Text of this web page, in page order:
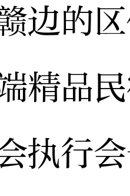
边的
精品
执行